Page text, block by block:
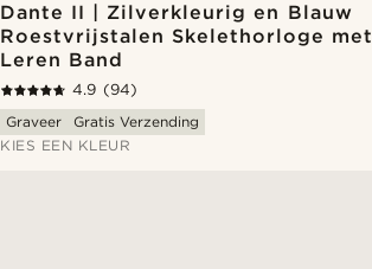
Dante II | Zilverkleurig en Blauw
Roestvrijstalen Skelethorloge met
Leren Band
4.9 (94)
Graveer
Gratis Verzending
KIES EEN KLEUR